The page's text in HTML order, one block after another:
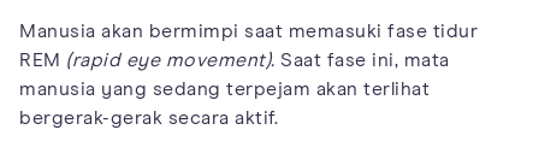
Manusia akan bermimpi saat memasuki fase tidur
REM (rapid eye movement). Saat fase ini, mata
manusia yang sedang terpejam akan terlihat
bergerak-gerak secara aktif.